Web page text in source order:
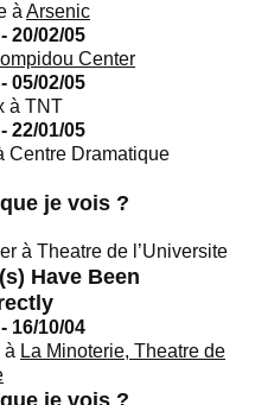
à Arsenic
20/02/05
Center
05/02/05
à TNT
22/01/05
Centre Dramatique
je vois ?
à Theatre de l’Universite
Have Been
16/10/04
à La Minoterie, Theatre de
je vois ?